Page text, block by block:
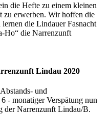
die Hefte zu einem kleinen
zu erwerben. Wir hoffen die
die Lindauer Fasnacht
Ho“ die Narrenzunft
Lindau 2020
und
- monatiger Verspätung nun
der Narrenzunft Lindau/B.